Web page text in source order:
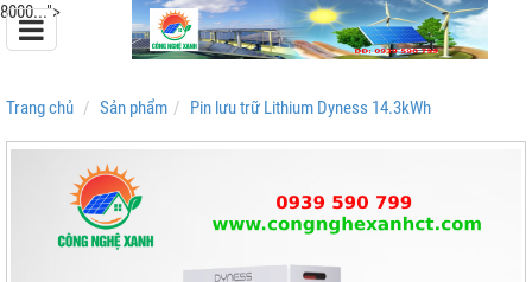
8000...">
Pin Lưu Trữ Easyway
Pin Lưu Trữ Dyness
Trang chủ Sản phẩm Pin lưu trữ Lithium Dyness 14.3kWh